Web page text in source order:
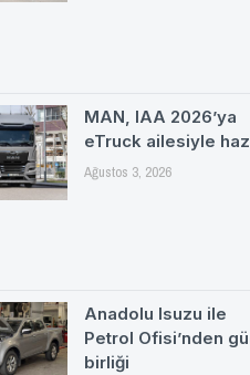
MAN, IAA 2026’ya
eTruck ailesiyle
Ağustos 3, 2026
Anadolu Isuzu ile
Petrol Ofisi’nden
birliği